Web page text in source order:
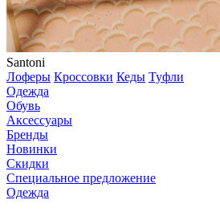
Santoni
Лоферы Кроссовки Кеды Туфли
Одежда
Обувь
Аксессуары
Бренды
Новинки
Скидки
Специальное предложение
Одежда